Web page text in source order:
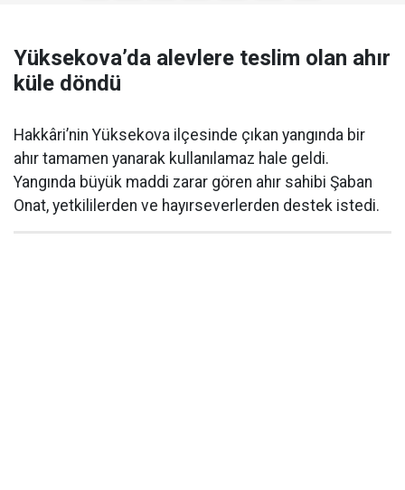
Yüksekova’da alevlere teslim olan ahır
küle döndü
Hakkâri’nin Yüksekova ilçesinde çıkan yangında bir
ahır tamamen yanarak kullanılamaz hale geldi.
Yangında büyük maddi zarar gören ahır sahibi Şaban
Onat, yetkililerden ve hayırseverlerden destek istedi.